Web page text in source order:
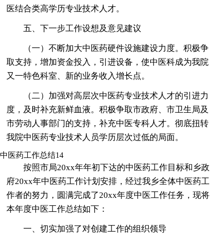
医结合类高学历专业技术人才。
五、下一步工作设想及意见建议
（一）不断加大中医药硬件设施建设力度。积极争
取支持，增加资金投入，引进设备，使中医科成为我院
又一特色科室、新的业务收入增长点。
（二）加强对高层次中医药专业技术人才的引进力
度，及时补充新鲜血液。积极争取市政府、市卫生局及
市劳动人事部门的支持，补充中医专科人才。彻底扭转
我院中医药专业技术人员学历层次过低的局面。
中医药工作总结14
按照市局20xx年年初下达的中医药工作目标和乡政
府20xx年中医药工作计划安排，经过我乡全体中医药工
作者的努力，圆满完成了20xx年度中医工作任务，现将
本年度中医工作总结如下：
一、切实加强了对创建工作的组织领导